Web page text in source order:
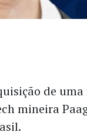
de
mineira